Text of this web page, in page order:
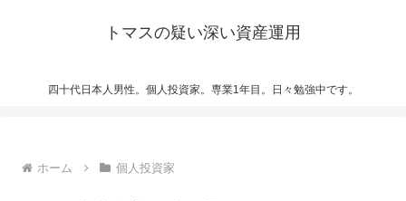
トマスの疑い深い資産運用
四十代日本人男性。個人投資家。専業1年目。日々勉強中です。
ホーム 個人投資家